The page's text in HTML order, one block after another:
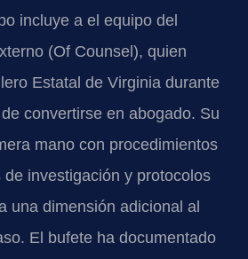
incluye a el equipo del
(Of Counsel), quien
Estatal de Virginia durante
convertirse en abogado. Su
mano con procedimientos
investigación y protocolos
una dimensión adicional al
El bufete ha documentado